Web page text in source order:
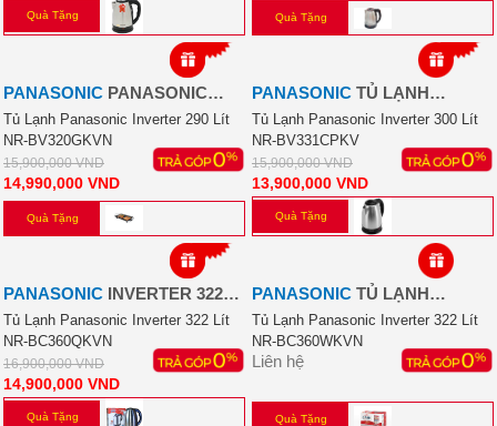
Quà Tặng Quà Tặng
-6%
PANASONIC PANASONIC
INVERTER 290 LÍT
Tủ Lạnh Panasonic Inverter 290 Lít
NR-BV320GKVN
15,900,000VND
14,990,000 VND
Quà Tặng
-13%
PANASONIC TỦ LẠNH
PANASONIC INVERTER 300
LÍT NR-BV331CPKV
Tủ Lạnh Panasonic Inverter 300 Lít
NR-BV331CPKV
15,900,000VND
13,900,000 VND
Quà Tặng
-12%
PANASONIC INVERTER 322
LÍT NR-BC360QKVN
Tủ Lạnh Panasonic Inverter 322 Lít
NR-BC360QKVN
16,900,000VND
14,900,000 VND
Quà Tặng
PANASONIC TỦ LẠNH
PANASONIC INVERTER 322
LÍT NR-BC360WKVN
Tủ Lạnh Panasonic Inverter 322 Lít
NR-BC360WKVN
Liên hệ
Quà Tặng